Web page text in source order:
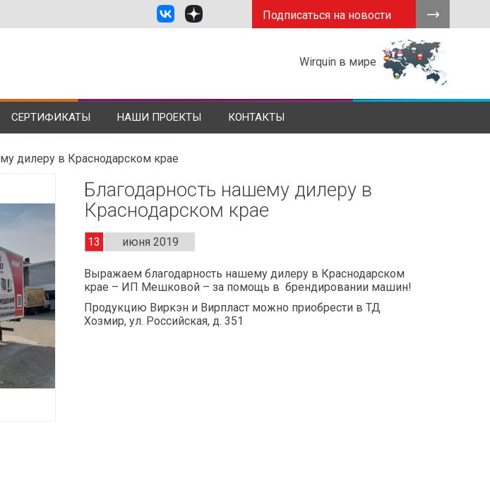
Подписаться на новости
Wirquin в мире
СЕРТИФИКАТЫ НАШИ ПРОЕКТЫ КОНТАКТЫ
дилеру в Краснодарском крае
Благодарность нашему дилеру в
Краснодарском крае
13 июня 2019
Выражаем благодарность нашему дилеру в Краснодарском
крае – ИП Мешковой – за помощь в брендировании машин!
Продукцию Виркэн и Вирпласт можно приобрести в ТД
Хозмир, ул. Российская, д. 351